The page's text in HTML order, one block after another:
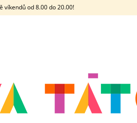
víkendů od 8.00 do 20.00!
HLEDAT